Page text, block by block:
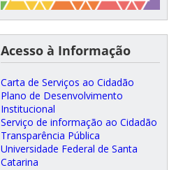
Acesso à Informação
Carta de Serviços ao Cidadão
Plano de Desenvolvimento
Institucional
Serviço de informação ao Cidadão
Transparência Pública
Universidade Federal de Santa
Catarina